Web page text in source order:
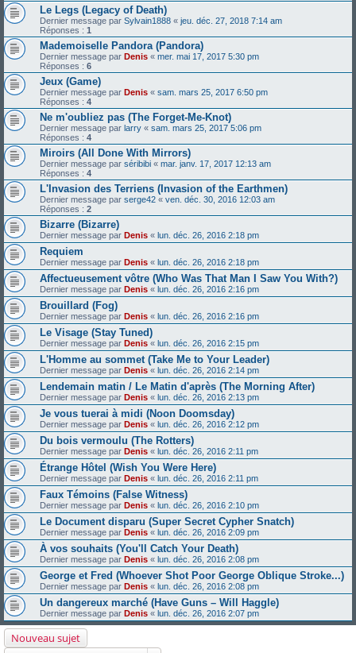
Le Legs (Legacy of Death)
Dernier message par Sylvain1888 « jeu. déc. 27, 2018 7:14 am
Réponses : 1
Mademoiselle Pandora (Pandora)
Dernier message par Denis « mer. mai 17, 2017 5:30 pm
Réponses : 6
Jeux (Game)
Dernier message par Denis « sam. mars 25, 2017 6:50 pm
Réponses : 4
Ne m'oubliez pas (The Forget-Me-Knot)
Dernier message par larry « sam. mars 25, 2017 5:06 pm
Réponses : 4
Miroirs (All Done With Mirrors)
Dernier message par séribibi « mar. janv. 17, 2017 12:13 am
Réponses : 4
L'Invasion des Terriens (Invasion of the Earthmen)
Dernier message par serge42 « ven. déc. 30, 2016 12:03 am
Réponses : 2
Bizarre (Bizarre)
Dernier message par Denis « lun. déc. 26, 2016 2:18 pm
Requiem
Dernier message par Denis « lun. déc. 26, 2016 2:18 pm
Affectueusement vôtre (Who Was That Man I Saw You With?)
Dernier message par Denis « lun. déc. 26, 2016 2:16 pm
Brouillard (Fog)
Dernier message par Denis « lun. déc. 26, 2016 2:16 pm
Le Visage (Stay Tuned)
Dernier message par Denis « lun. déc. 26, 2016 2:15 pm
L'Homme au sommet (Take Me to Your Leader)
Dernier message par Denis « lun. déc. 26, 2016 2:14 pm
Lendemain matin / Le Matin d'après (The Morning After)
Dernier message par Denis « lun. déc. 26, 2016 2:13 pm
Je vous tuerai à midi (Noon Doomsday)
Dernier message par Denis « lun. déc. 26, 2016 2:12 pm
Du bois vermoulu (The Rotters)
Dernier message par Denis « lun. déc. 26, 2016 2:11 pm
Étrange Hôtel (Wish You Were Here)
Dernier message par Denis « lun. déc. 26, 2016 2:11 pm
Faux Témoins (False Witness)
Dernier message par Denis « lun. déc. 26, 2016 2:10 pm
Le Document disparu (Super Secret Cypher Snatch)
Dernier message par Denis « lun. déc. 26, 2016 2:09 pm
À vos souhaits (You'll Catch Your Death)
Dernier message par Denis « lun. déc. 26, 2016 2:08 pm
George et Fred (Whoever Shot Poor George Oblique Stroke...)
Dernier message par Denis « lun. déc. 26, 2016 2:08 pm
Un dangereux marché (Have Guns – Will Haggle)
Dernier message par Denis « lun. déc. 26, 2016 2:07 pm
Nouveau sujet